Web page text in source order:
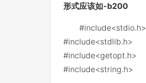
形式应该如-b200
#include<stdio.h>
#include<stdlib.h>
#include<getopt.h>
#include<string.h>